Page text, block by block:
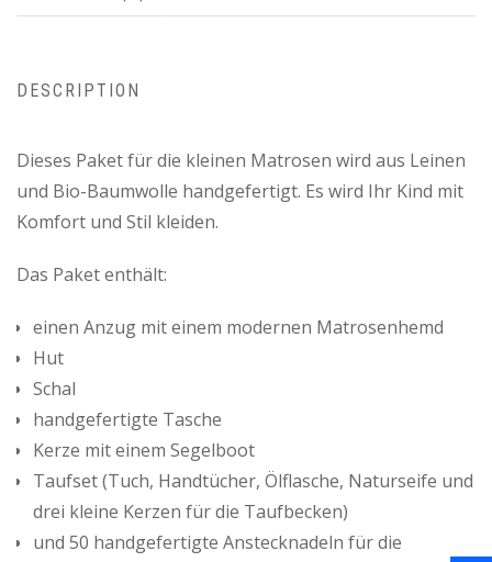
DESCRIPTION
Dieses Paket für die kleinen Matrosen wird aus Leinen
und Bio-Baumwolle handgefertigt. Es wird Ihr Kind mit
Komfort und Stil kleiden.
Das Paket enthält:
einen Anzug mit einem modernen Matrosenhemd
Hut
Schal
handgefertigte Tasche
Kerze mit einem Segelboot
Taufset (Tuch, Handtücher, Ölflasche, Naturseife und
drei kleine Kerzen für die Taufbecken)
und 50 handgefertigte Anstecknadeln für die